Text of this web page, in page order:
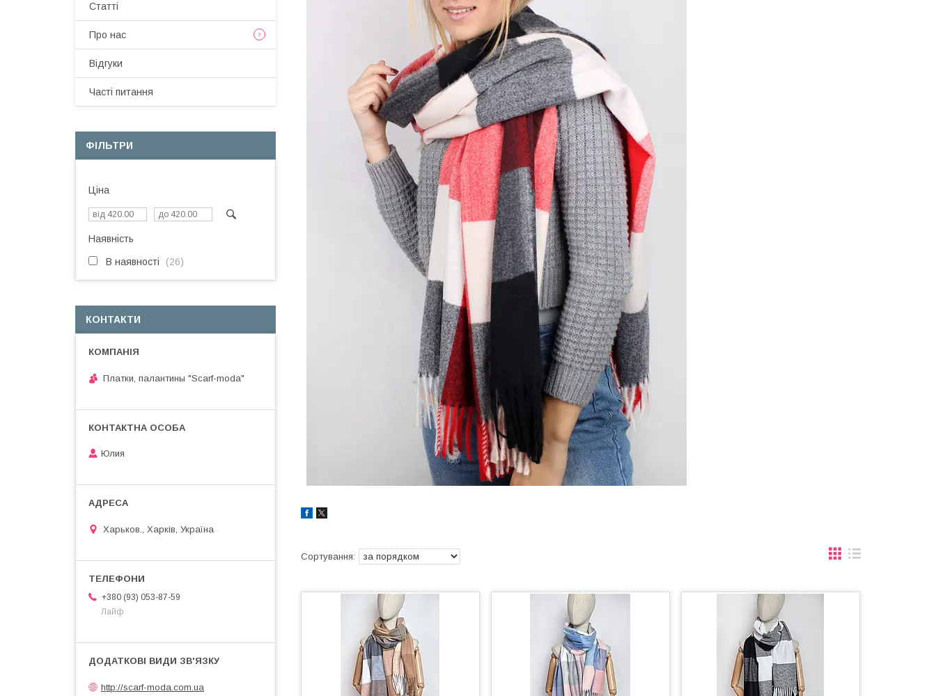
Статтi
Про нас
Вiдгуки
Частi питання
ФІЛЬТРИ
Ціна
Наявність
В наявності 26
КОНТАКТИ
Платки, палантины "Scarf-moda"
Юлия
Харьков., Харків, Україна
+380 (93) 053-87-59
Лайф
http://scarf-moda.com.ua